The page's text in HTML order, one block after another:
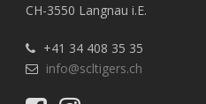
CH-3550 Langnau i.E.
+41 34 408 35 35
info@scltigers.ch